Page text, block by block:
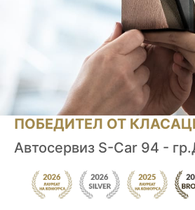
ПОБЕДИТЕЛ ОТ
Автосервиз S-Car 94 -